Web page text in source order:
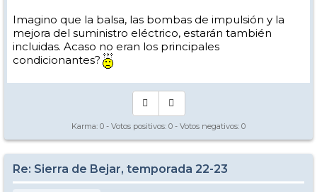
Imagino que la balsa, las bombas de impulsión y la
mejora del suministro eléctrico, estarán también
incluidas. Acaso no eran los principales
condicionantes?
Karma: 0 - Votos positivos: 0 - Votos negativos: 0
Re: Sierra de Bejar, temporada 22-23